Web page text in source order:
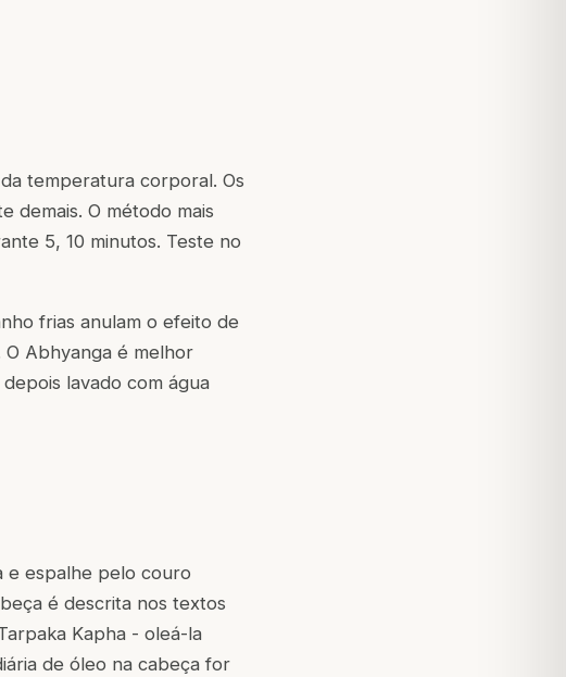
temperatura corporal. Os
demais. O método mais
5, 10 minutos. Teste no
frias anulam o efeito de
Abhyanga é melhor
lavado com água
e espalhe pelo couro
é descrita nos textos
Kapha - oleá-la
de óleo na cabeça for